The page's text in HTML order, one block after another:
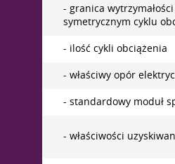
- granica
symetrycznym cyklu
- ilość cykli obciążenia
- właściwy opór
- standardowy moduł
- właściwości